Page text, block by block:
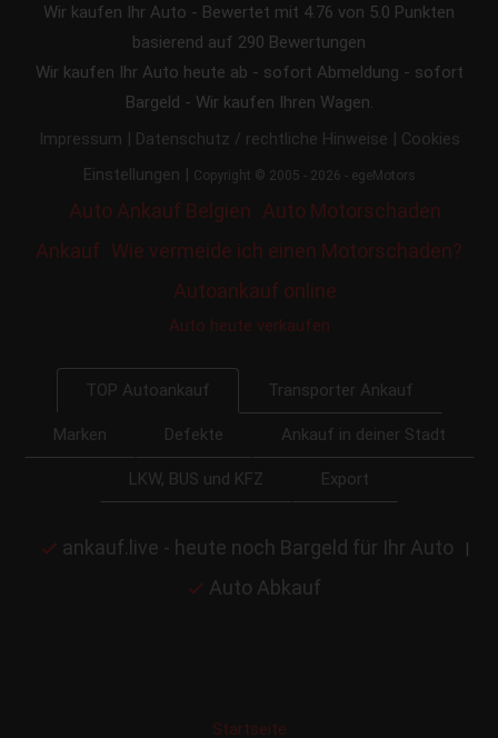
Wir kaufen Ihr Auto - Bewertet mit 4.76 von 5.0 Punkten
basierend auf 290 Bewertungen
Wir kaufen Ihr Auto heute ab - sofort Abmeldung - sofort
Bargeld - Wir kaufen Ihren Wagen.
Impressum | Datenschutz / rechtliche Hinweise | Cookies
Einstellungen | Copyright © 2005 - 2026 - egeMotors
Auto Ankauf Belgien
Auto Motorschaden
Ankauf Wie vermeide ich einen Motorschaden?
Autoankauf online
Auto heute verkaufen
TOP Autoankauf Transporter Ankauf
Marken Defekte Ankauf in deiner Stadt
LKW, BUS und KFZ Export
ankauf.live - heute noch Bargeld für Ihr Auto |
Auto Abkauf
Startseite